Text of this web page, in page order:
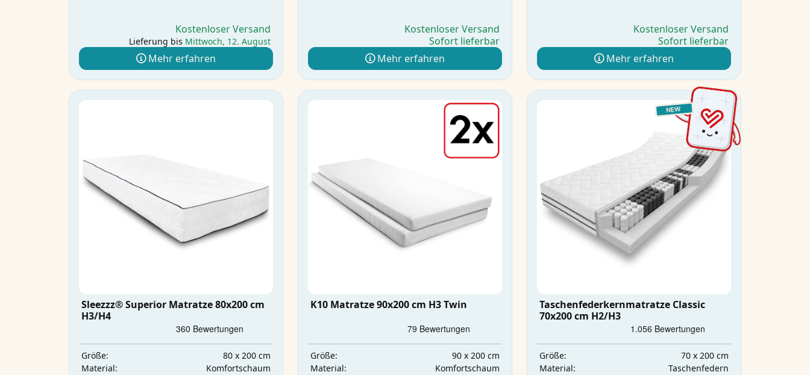
Kostenloser Versand
Lieferung bis Mittwoch, 12. August
Mehr erfahren
Kostenloser Versand
Sofort lieferbar
Mehr erfahren
Kostenloser Versand
Sofort lieferbar
Mehr erfahren
Sleezzz® Superior Matratze 80x200 cm
H3/H4
Größe:
80 x 200 cm
Material:
Komfortschaum
K10 Matratze 90x200 cm H3 Twin
Größe:
90 x 200 cm
Material:
Komfortschaum
Taschenfederkernmatratze Classic
70x200 cm H2/H3
Größe:
70 x 200 cm
Material:
Taschenfedern